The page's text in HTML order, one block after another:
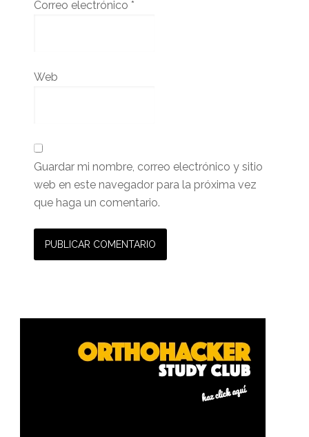
Correo electrónico *
Web
Guardar mi nombre, correo electrónico y sitio
web en este navegador para la próxima vez
que haga un comentario.
Barra
primaria